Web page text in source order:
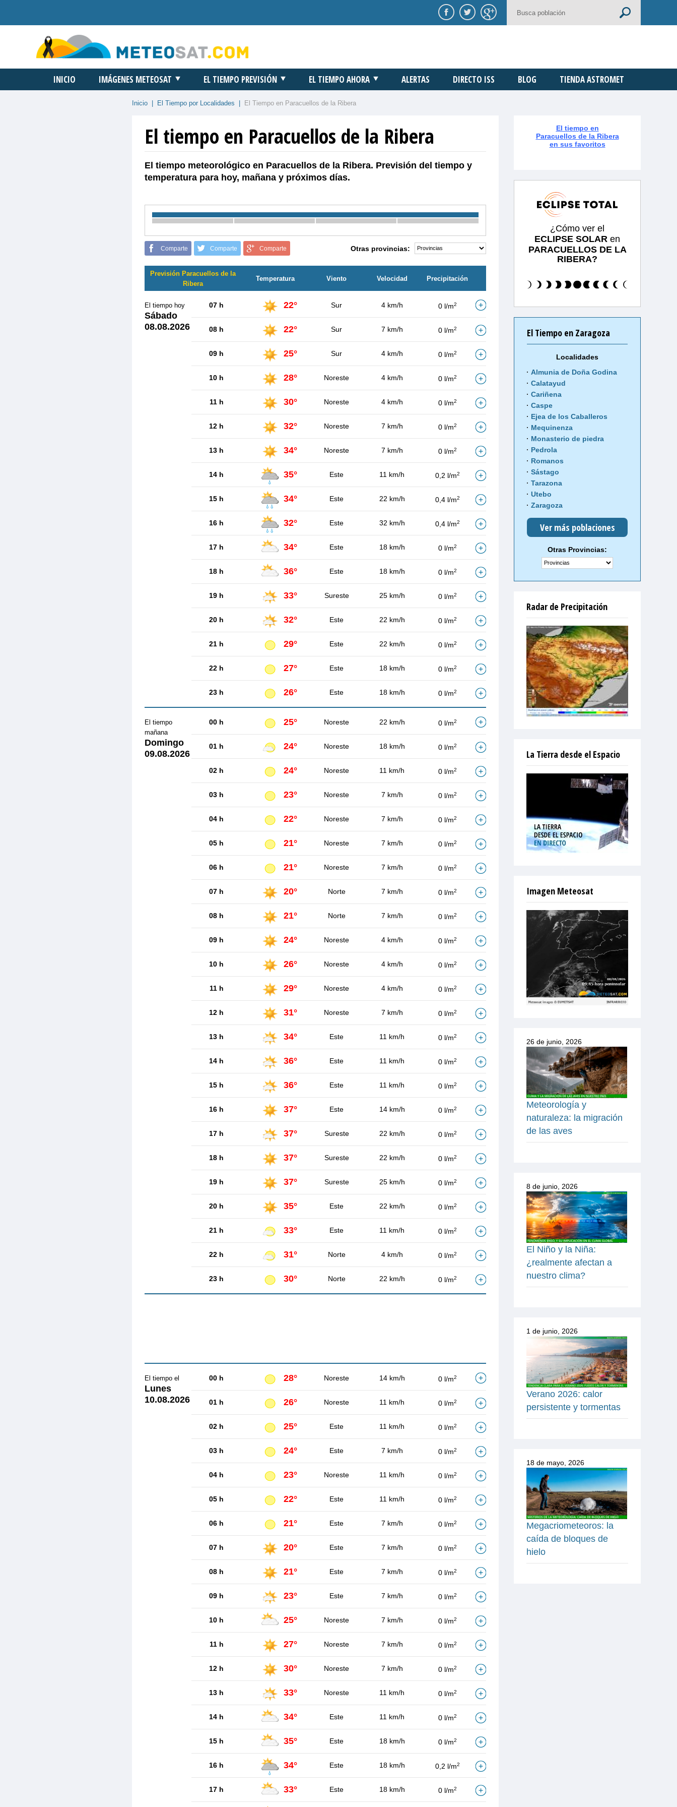
INICIO IMÁGENES METEOSAT EL TIEMPO PREVISIÓN EL TIEMPO AHORA ALERTAS DIRECTO ISS BLOG TIENDA ASTROMET
Inicio El Tiempo por Localidades El Tiempo en Paracuellos de la Ribera
El tiempo en Paracuellos de la Ribera
El tiempo meteorológico en Paracuellos de la Ribera. Previsión del tiempo y
temperatura para hoy, mañana y próximos días.
Comparte Comparte Comparte Otras provincias:
Previsión Paracuellos de la
Ribera
Temperatura Viento Velocidad Precipitación
El tiempo hoy
Sábado
08.08.2026
07 h 22° Sur 4 km/h 0 l/m2
08 h 22° Sur 7 km/h 0 l/m2
09 h 25° Sur 4 km/h 0 l/m2
10 h 28° Noreste 4 km/h 0 l/m2
11 h 30° Noreste 4 km/h 0 l/m2
12 h 32° Noreste 7 km/h 0 l/m2
13 h 34° Noreste 7 km/h 0 l/m2
14 h 35° Este 11 km/h 0,2 l/m2
15 h 34° Este 22 km/h 0,4 l/m2
16 h 32° Este 32 km/h 0,4 l/m2
17 h 34° Este 18 km/h 0 l/m2
18 h 36° Este 18 km/h 0 l/m2
19 h 33° Sureste 25 km/h 0 l/m2
20 h 32° Este 22 km/h 0 l/m2
21 h 29° Este 22 km/h 0 l/m2
22 h 27° Este 18 km/h 0 l/m2
23 h 26° Este 18 km/h 0 l/m2
El tiempo
mañana
Domingo
09.08.2026
00 h 25° Noreste 22 km/h 0 l/m2
01 h 24° Noreste 18 km/h 0 l/m2
02 h 24° Noreste 11 km/h 0 l/m2
03 h 23° Noreste 7 km/h 0 l/m2
04 h 22° Noreste 7 km/h 0 l/m2
05 h 21° Noreste 7 km/h 0 l/m2
06 h 21° Noreste 7 km/h 0 l/m2
07 h 20° Norte 7 km/h 0 l/m2
08 h 21° Norte 7 km/h 0 l/m2
09 h 24° Noreste 4 km/h 0 l/m2
10 h 26° Noreste 4 km/h 0 l/m2
11 h 29° Noreste 4 km/h 0 l/m2
12 h 31° Noreste 7 km/h 0 l/m2
13 h 34° Este 11 km/h 0 l/m2
14 h 36° Este 11 km/h 0 l/m2
15 h 36° Este 11 km/h 0 l/m2
16 h 37° Este 14 km/h 0 l/m2
17 h 37° Sureste 22 km/h 0 l/m2
18 h 37° Sureste 22 km/h 0 l/m2
19 h 37° Sureste 25 km/h 0 l/m2
20 h 35° Este 22 km/h 0 l/m2
21 h 33° Este 11 km/h 0 l/m2
22 h 31° Norte 4 km/h 0 l/m2
23 h 30° Norte 22 km/h 0 l/m2
El tiempo el
Lunes
10.08.2026
00 h 28° Noreste 14 km/h 0 l/m2
01 h 26° Noreste 11 km/h 0 l/m2
02 h 25° Este 11 km/h 0 l/m2
03 h 24° Este 7 km/h 0 l/m2
04 h 23° Noreste 11 km/h 0 l/m2
05 h 22° Este 11 km/h 0 l/m2
06 h 21° Este 7 km/h 0 l/m2
07 h 20° Este 7 km/h 0 l/m2
08 h 21° Este 7 km/h 0 l/m2
09 h 23° Este 7 km/h 0 l/m2
10 h 25° Noreste 7 km/h 0 l/m2
11 h 27° Noreste 7 km/h 0 l/m2
12 h 30° Noreste 7 km/h 0 l/m2
13 h 33° Noreste 11 km/h 0 l/m2
14 h 34° Este 11 km/h 0 l/m2
15 h 35° Este 18 km/h 0 l/m2
16 h 34° Este 18 km/h 0,2 l/m2
17 h 33° Este 18 km/h 0 l/m2
El tiempo en
Paracuellos de la Ribera
en sus favoritos
¿Cómo ver el
ECLIPSE SOLAR en
PARACUELLOS DE LA
RIBERA?
El Tiempo en Zaragoza
Localidades
Almunia de Doña Godina
Calatayud
Cariñena
Caspe
Ejea de los Caballeros
Mequinenza
Monasterio de piedra
Pedrola
Romanos
Sástago
Tarazona
Utebo
Zaragoza
Ver más poblaciones
Otras Provincias:
Radar de Precipitación
La Tierra desde el Espacio
Imagen Meteosat
26 de junio, 2026
Meteorología y
naturaleza: la migración
de las aves
8 de junio, 2026
El Niño y la Niña:
¿realmente afectan a
nuestro clima?
1 de junio, 2026
Verano 2026: calor
persistente y tormentas
18 de mayo, 2026
Megacriometeoros: la
caída de bloques de
hielo